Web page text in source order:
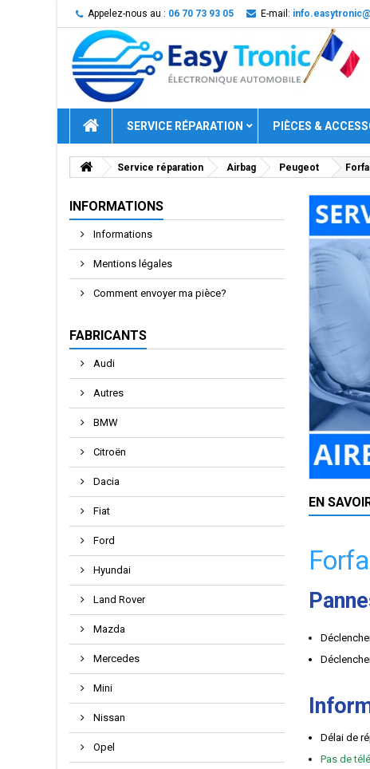
Appelez-nous au : 06 70 73 93 05 E-mail:
SERVICE RÉPARATION PIÈCES &
Service réparation Airbag Peugeot
INFORMATIONS
Informations
Mentions légales
Comment envoyer ma pièce?
FABRICANTS
Audi
Autres
BMW
Citroën
Dacia
Fiat
Ford
Hyundai
Land Rover
Mazda
Mercedes
Mini
Nissan
Opel
EN
Délai de
Pas de